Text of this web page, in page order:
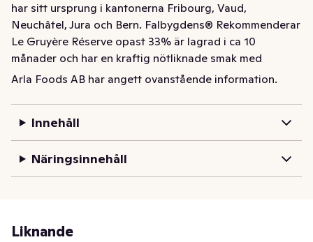
har sitt ursprung i kantonerna Fribourg, Vaud,
Neuchâtel, Jura och Bern. Falbygdens® Rekommenderar
Le Gruyère Réserve opast 33% är lagrad i ca 10
månader och har en kraftig nötliknade smak med
fruktiga undertoner. Den är lika god att använda som
Arla Foods AB har angett ovanstående information.
Innehåll
Näringsinnehåll
Liknande